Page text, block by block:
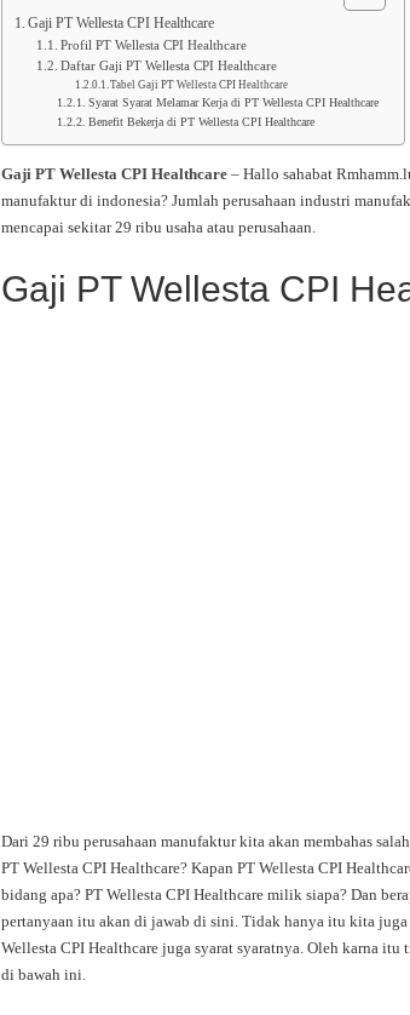
Gaji PT Wellesta CPI Healthcare
Profil PT Wellesta CPI Healthcare
Daftar Gaji PT Wellesta CPI Healthcare
Tabel Gaji PT Wellesta CPI Healthcare
Syarat Syarat Melamar Kerja di PT Wellesta CPI Healthcare
Benefit Bekerja di PT Wellesta CPI Healthcare
Gaji PT Wellesta CPI Healthcare – Hallo sahabat
manufaktur di indonesia? Jumlah perusahaan industri
mencapai sekitar 29 ribu usaha atau perusahaan.
Gaji PT Wellesta CPI
Dari 29 ribu perusahaan manufaktur kita akan membahas
PT Wellesta CPI Healthcare? Kapan PT Wellesta CPI
bidang apa? PT Wellesta CPI Healthcare milik siapa? Dan
pertanyaan itu akan di jawab di sini. Tidak hanya itu kita
Wellesta CPI Healthcare juga syarat syaratnya. Oleh karna
di bawah ini.